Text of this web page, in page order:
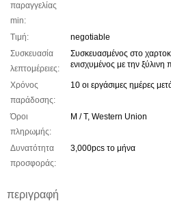
παραγγελίας
min:
Τιμή:
negotiable
Συσκευασία
λεπτομέρειες:
Συσκευασμένος στο
ενισχυμένος με την ξύλινη
Χρόνος
παράδοσης:
10 οι εργάσιμες ημέρες
Όροι
πληρωμής:
Μ / Τ, Western Union
Δυνατότητα
προσφοράς:
3,000pcs το μήνα
περιγραφή